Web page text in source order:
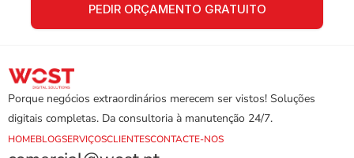
Porque negócios extraordinários merecem ser vistos! Soluções
digitais completas. Da consultoria à manutenção 24/7.
HOMEBLOGSERVIÇOSCLIENTESCONTACTE-NOS